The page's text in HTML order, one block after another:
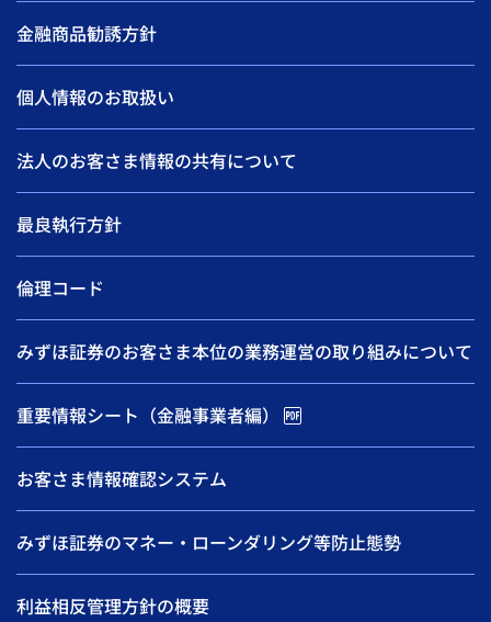
金融商品勧誘方針
個人情報のお取扱い
法人のお客さま情報の共有について
最良執行方針
倫理コード
みずほ証券のお客さま本位の業務運営の取り組みについて
重要情報シート（金融事業者編）
お客さま情報確認システム
みずほ証券のマネー・ローンダリング等防止態勢
利益相反管理方針の概要